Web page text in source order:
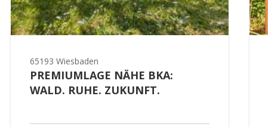
65193 Wiesbaden
PREMIUMLAGE NÄHE BKA:
WALD. RUHE. ZUKUNFT.